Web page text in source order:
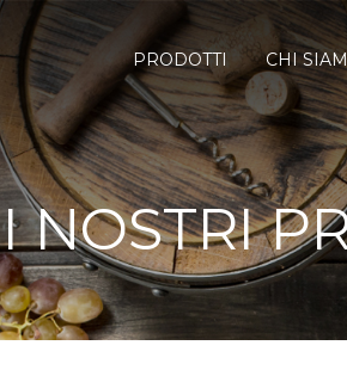
PRODOTTI CHI
I NOSTRI